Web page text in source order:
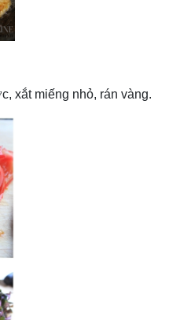
xắt miếng nhỏ, rán vàng.